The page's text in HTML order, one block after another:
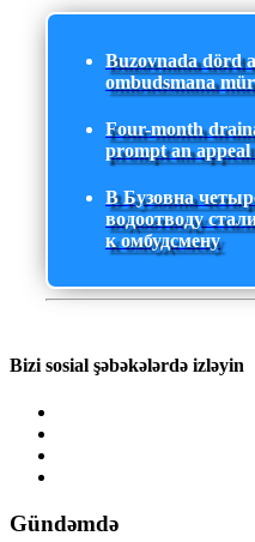
Buzovnada dörd
ombudsmana
Four-month
prompt an appeal
В Бузовна
водоотводу
к омбудсмену
Bizi sosial şəbəkələrdə izləyin
Gündəmdə